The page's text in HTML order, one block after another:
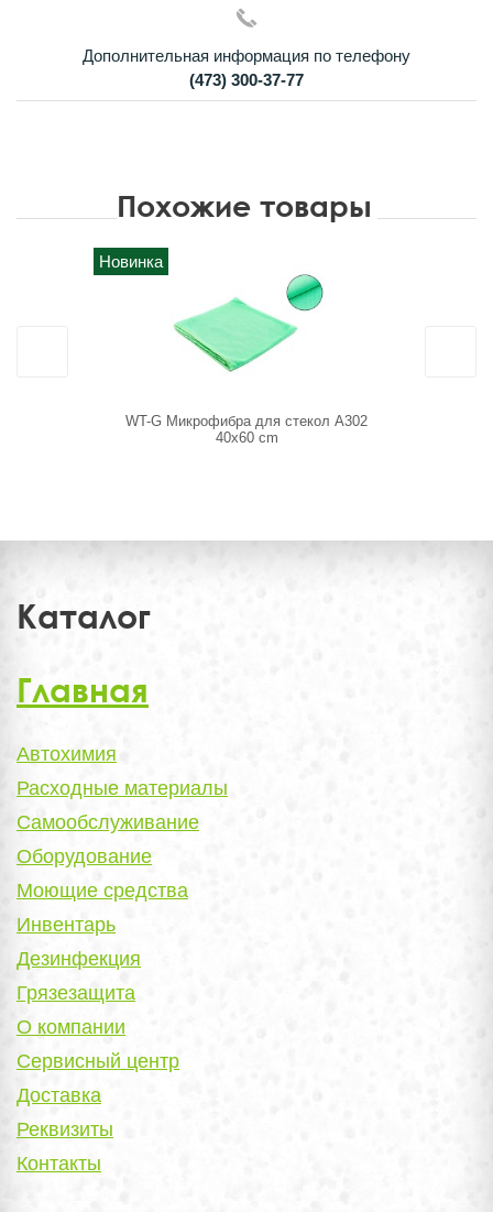
Дополнительная информация по телефону
(473) 300-37-77
Похожие товары
Новинка
WT-G Микрофибра для стекол A302
40x60 cm
Каталог
Главная
Автохимия
Расходные материалы
Самообслуживание
Оборудование
Моющие средства
Инвентарь
Дезинфекция
Грязезащита
О компании
Сервисный центр
Доставка
Реквизиты
Контакты